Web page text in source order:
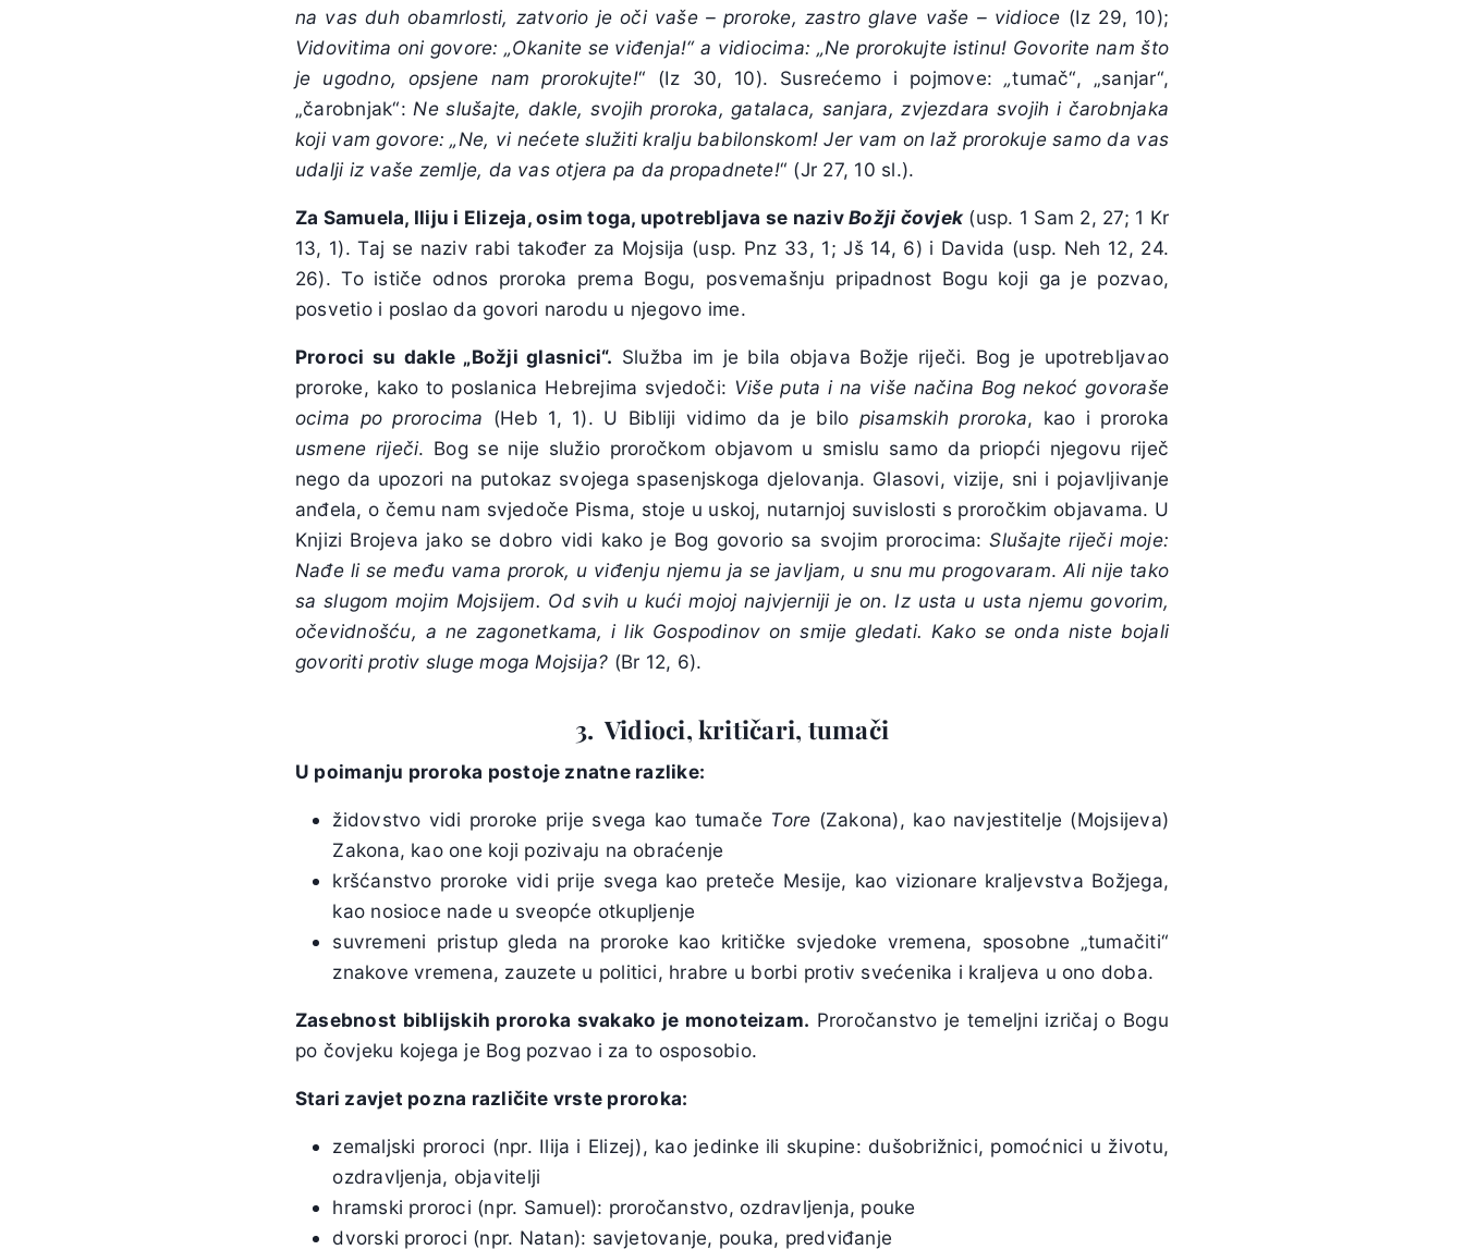
na vas duh obamrlosti, zatvorio je oči vaše – proroke, zastro glave vaše – vidioce (Iz 29, 10);
Vidovitima oni govore: „Okanite se viđenja!“ a vidiocima: „Ne prorokujte istinu! Govorite nam što
je ugodno, opsjene nam prorokujte!“ (Iz 30, 10). Susrećemo i pojmove:„tumač“, „sanjar“,
„čarobnjak“: Ne slušajte, dakle, svojih proroka, gatalaca, sanjara, zvjezdara svojih i čarobnjaka
koji vam govore: „Ne, vi nećete služiti kralju babilonskom! Jer vam on laž prorokuje samo da vas
udalji iz vaše zemlje, da vas otjera pa da propadnete!“ (Jr 27, 10 sl.).
Za Samuela, Iliju i Elizeja, osim toga, upotrebljava se nazivBožji čovjek (usp. 1 Sam 2, 27; 1 Kr
13, 1). Taj se naziv rabi također za Mojsija (usp. Pnz 33, 1; Jš 14, 6) i Davida (usp. Neh 12, 24.
26). To ističe odnos proroka prema Bogu, posvemašnju pripadnost Bogu koji ga je pozvao,
posvetio i poslao da govori narodu u njegovo ime.
Proroci su dakle „Božji glasnici“. Služba im je bila objava Božje riječi. Bog je upotrebljavao
proroke, kako to poslanica Hebrejima svjedoči: Više puta i na više načina Bog nekoć govoraše
ocima po prorocima (Heb 1, 1). U Bibliji vidimo da je bilo pisamskih proroka, kao i proroka
usmene riječi. Bog se nije služio proročkom objavom u smislu samo da priopći njegovu riječ
nego da upozori na putokaz svojega spasenjskoga djelovanja. Glasovi, vizije, sni i pojavljivanje
anđela, o čemu nam svjedoče Pisma, stoje u uskoj, nutarnjoj suvislosti s proročkim objavama. U
Knjizi Brojeva jako se dobro vidi kako je Bog govorio sa svojim prorocima:Slušajte riječi moje:
Nađe li se među vama prorok, u viđenju njemu ja se javljam, u snu mu progovaram. Ali nije tako
sa slugom mojim Mojsijem. Od svih u kući mojoj najvjerniji je on. Iz usta u usta njemu govorim,
očevidnošću, a ne zagonetkama, i lik Gospodinov on smije gledati. Kako se onda niste bojali
govoriti protiv sluge moga Mojsija? (Br 12, 6).
3. Vidioci, kritičari, tumači
U poimanju proroka postoje znatne razlike:
židovstvo vidi proroke prije svega kao tumače Tore (Zakona), kao navjestitelje (Mojsijeva)
Zakona, kao one koji pozivaju na obraćenje
kršćanstvo proroke vidi prije svega kao preteče Mesije, kao vizionare kraljevstva Božjega,
kao nosioce nade u sveopće otkupljenje
suvremeni pristup gleda na proroke kao kritičke svjedoke vremena, sposobne „tumačiti“
znakove vremena, zauzete u politici, hrabre u borbi protiv svećenika i kraljeva u ono doba.
Zasebnost biblijskih proroka svakako je monoteizam. Proročanstvo je temeljni izričaj o Bogu
po čovjeku kojega je Bog pozvao i za to osposobio.
Stari zavjet pozna različite vrste proroka:
zemaljski proroci (npr. Ilija i Elizej), kao jedinke ili skupine: dušobrižnici, pomoćnici u životu,
ozdravljenja, objavitelji
hramski proroci (npr. Samuel): proročanstvo, ozdravljenja, pouke
dvorski proroci (npr. Natan): savjetovanje, pouka, predviđanje